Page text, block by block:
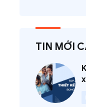
TIN MỚI